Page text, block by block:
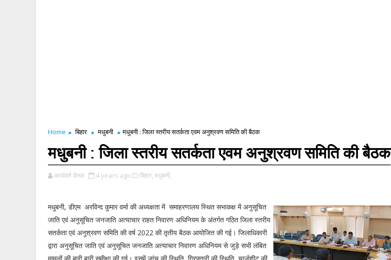
Home बिहार मधुबनी मधुबनी : जिला स्तरीय सतर्कता एवम अनुश्रवण समिति की बैठक
मधुबनी : जिला स्तरीय सतर्कता एवम अनुश्रवण समिति की बैठक
आर्यावर्त डेस्क 4 years ago बिहार, मधुबनी,
मधुबनी, डीएम अरविन्द कुमार वर्मा की अध्यक्षता में समाहरणालय स्थित सभाकक्ष में अनुसूचित
जाति एवं अनुसूचित जनजाति अत्याचार राहत निवारण अधिनियम के अंतर्गत गठित जिला स्तरीय
सतर्कता एवं अनुश्रवण समिति की वर्ष 2022 की तृतीय बैठक आयोजित की गई। जिलाधिकारी
द्वारा अनुसूचित जाति एवं अनुसूचित जनजाति अत्याचार निवारण अधिनियम से जुड़े सभी लंबित